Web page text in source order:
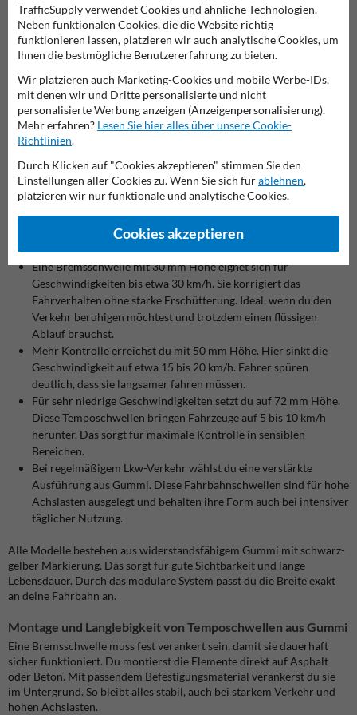
kennzeichnen.
Auch Schäden an Gebäuden, Schranken, Laderampen oder parkenden
Fahrzeugen lassen sich vermeiden. Eine Fahrbahnschwelle
verhindert, dass Fahrzeuge zu schnell in Kurven fahren oder
ungebremst auf ein Gelände einfahren. So senkst du das Risiko von
Reparaturen und unnötigen Kosten.
Du sorgst für eine klare Verkehrsstruktur. Fahrer verstehen sofort,
dass hier langsam gefahren werden muss. Das macht dein Gelände
Welche Bremsschwelle passt zu deiner Situation?
Die richtige Wahl hängt von der gewünschten Geschwindigkeit ab.
Die Höhe der Schwelle bestimmt, wie stark das Tempo reduziert
Eine Bremsschwelle mit 30 mm Höhe eignet sich für
Geschwindigkeiten bis etwa 30 km/h. Sie korrigiert das
Fahrverhalten ohne starke Erschütterung. Ideal, wenn du den
Verkehr beruhigen möchtest und trotzdem einen flüssigen
Ablauf brauchst.
Mehr Kontrolle erreichst du mit 50 mm Höhe. Hier sinkt die
Geschwindigkeit auf etwa 15 bis 20 km/h. Fahrer spüren
deutlich, dass sie langsamer fahren müssen.
Für sehr niedrige Geschwindigkeiten setzt du auf 72 mm Höhe.
Diese Temposchwellen bringen Fahrzeuge auf 5 bis 10 km/h
herunter. Das sorgt für maximale Kontrolle in sensiblen
Bereichen.
Bei regelmäßigem Lkw-Verkehr wählst du eine verstärkte
Ausführung aus Gummi. Diese Fahrbahnschwellen sind für hohe
Achslasten ausgelegt und behalten ihre Form auch bei intensiver
täglicher Nutzung.
Alle Modelle bestehen aus widerstandsfähigem Gummi mit schwarz-
gelber Markierung. Das sorgt für gute Sichtbarkeit und lange
Lebensdauer. Durch das modulare System passt du die Breite exakt
an deine Fahrbahn an.
Montage und Langlebigkeit von Temposchwellen aus Gummi
Eine Bremsschwelle muss fest verankert sein, damit sie dauerhaft
sicher funktioniert. Du montierst die Elemente direkt auf Asphalt
oder Beton. Mit passendem Befestigungsmaterial verankerst du sie
im Untergrund. So bleibt alles stabil, auch bei starkem Verkehr und
hohen Achslasten.
TrafficSupply verwendet Cookies und ähnliche Technologien.
Neben funktionalen Cookies, die die Website richtig
funktionieren lassen, platzieren wir auch analytische Cookies, um
Ihnen die bestmögliche Benutzererfahrung zu bieten.
Wir platzieren auch Marketing-Cookies und mobile Werbe-IDs,
mit denen wir und Dritte personalisierte und nicht
personalisierte Werbung anzeigen (Anzeigenpersonalisierung).
Mehr erfahren? Lesen Sie hier alles über unsere Cookie-
Richtlinien.
Durch Klicken auf "Cookies akzeptieren" stimmen Sie den
Einstellungen aller Cookies zu. Wenn Sie sich fürablehnen,
platzieren wir nur funktionale und analytische Cookies.
Cookies akzeptieren